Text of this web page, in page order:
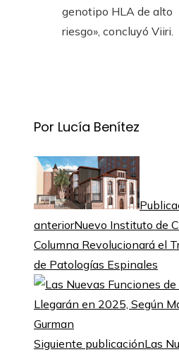
genotipo HLA de alto
riesgo», concluyó Viiri.
Por Lucía Benítez
anteriorNuevo Instituto de
Columna Revolucionará el
de Patologías Espinales
Siguiente publicaciónLas